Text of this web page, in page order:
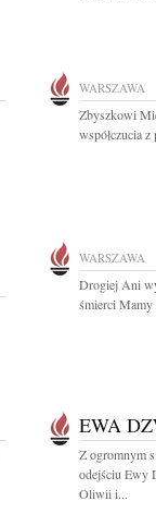
WARSZAWA
Zbyszkowi
współczucia
WARSZAWA
Drogiej Ani
śmierci Mamy
EWA
Z ogromnym
odejściu Ewy
Oliwii i...